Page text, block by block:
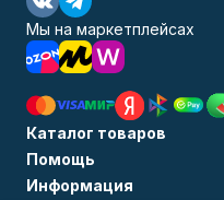
Мы на маркетплейсах
Каталог товаров
Помощь
Информация